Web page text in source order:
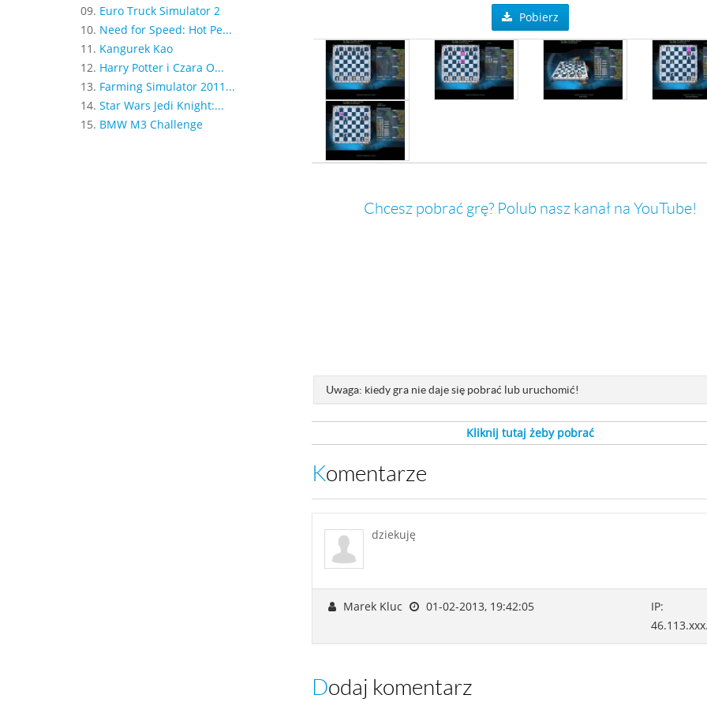
09. Euro Truck Simulator 2
10. Need for Speed: Hot Pe...
11. Kangurek Kao
12. Harry Potter i Czara O...
13. Farming Simulator 2011...
14. Star Wars Jedi Knight:...
15. BMW M3 Challenge
Pobierz
Chcesz pobrać grę? Polub nasz kanał na YouTube!
Uwaga: kiedy gra nie daje się pobrać lub uruchomić!
Kliknij tutaj żeby pobrać
Komentarze
dziekuję
Marek Kluc 01-02-2013, 19:42:05
IP:
Dodaj komentarz